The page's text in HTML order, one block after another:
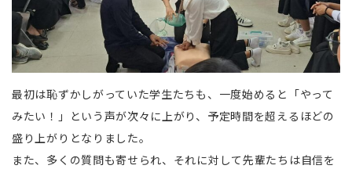
最初は恥ずかしがっていた学生たちも、一度始めると「やって
みたい！」という声が次々に上がり、予定時間を超えるほどの
盛り上がりとなりました。
また、多くの質問も寄せられ、それに対して先輩たちは自信を